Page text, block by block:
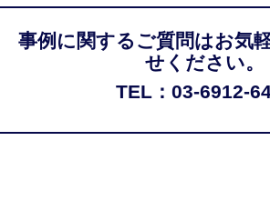
事例に関するご質問はお気
せください。
TEL：03-6912-